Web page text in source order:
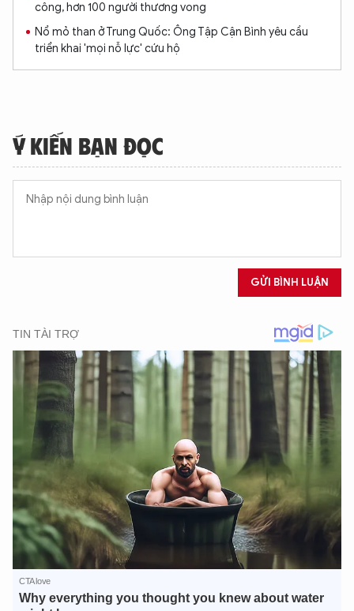
công, hơn 100 người thương vong
Nổ mỏ than ở Trung Quốc: Ông Tập Cận Bình yêu cầu
triển khai 'mọi nỗ lực' cứu hộ
Ý KIẾN BẠN ĐỌC
GỬI BÌNH LUẬN